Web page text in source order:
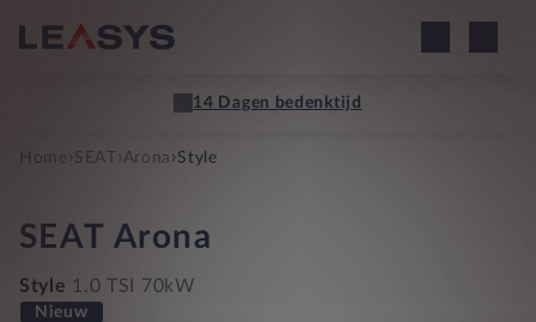
14 Dagen bedenktijd
Home › SEAT ›Arona ›Style
SEAT Arona
Style 1.0 TSI 70kW
Nieuw